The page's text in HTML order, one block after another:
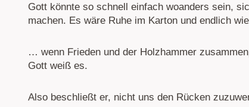
Gott könnte so schnell einfach woanders sein,
machen. Es wäre Ruhe im Karton und endlich
… wenn Frieden und der Holzhammer
Gott weiß es.
Also beschließt er, nicht uns den Rücken